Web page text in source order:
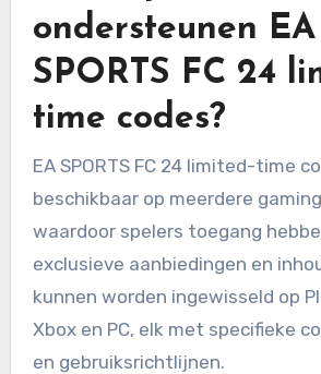
ondersteunen EA
SPORTS FC 24
time codes?
EA SPORTS FC 24 limited-time
beschikbaar op meerdere
waardoor spelers toegang
exclusieve aanbiedingen en
kunnen worden ingewisseld op
Xbox en PC, elk met specifieke
en gebruiksrichtlijnen.